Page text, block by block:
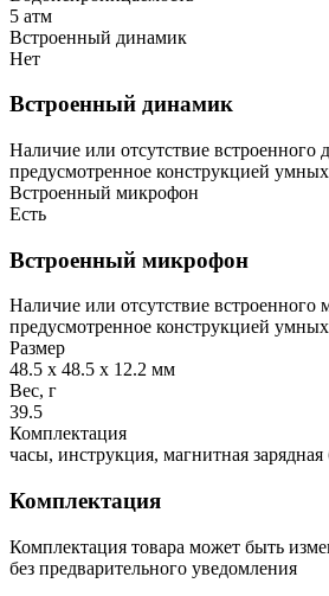
5 атм
Встроенный динамик
Нет
Встроенный динамик
Наличие или отсутствие встроенного
предусмотренное конструкцией
Встроенный микрофон
Есть
Встроенный микрофон
Наличие или отсутствие встроенного
предусмотренное конструкцией
Размер
48.5 x 48.5 x 12.2 мм
Вес, г
39.5
Комплектация
часы, инструкция, магнитная зарядная
Комплектация
Комплектация товара может быть
без предварительного уведомления